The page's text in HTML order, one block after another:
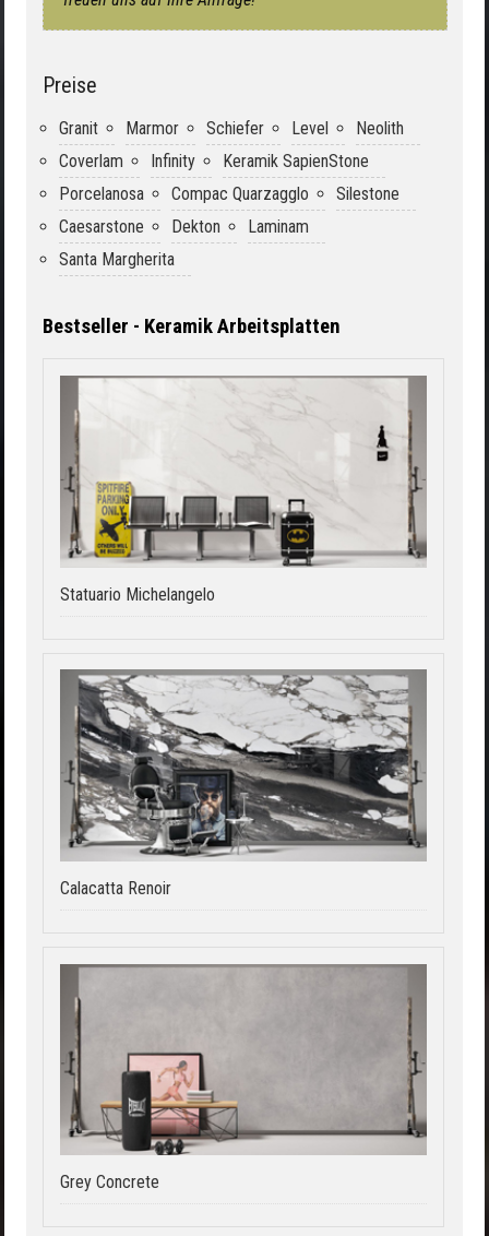
Preise
Granit Marmor Schiefer Level
Neolith
Coverlam
Infinity
Keramik SapienStone
Porcelanosa
Compac Quarzagglo
Silestone
Caesarstone
Dekton
Laminam
Santa Margherita
Bestseller - Keramik Arbeitsplatten
Statuario Michelangelo
Calacatta Renoir
Grey Concrete